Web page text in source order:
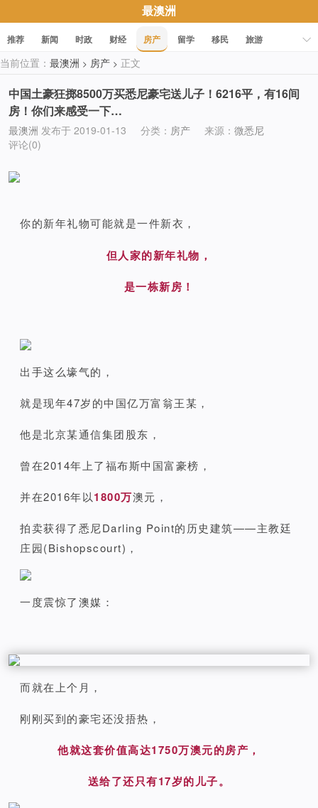
最澳洲
推荐 新闻 时政 财经 房产 留学 移民
旅游
科技
职场 美食 文化
当前位置： 最澳洲 > 房产 > 正文
中国土豪狂掷8500万买悉尼豪宅送儿子！6216平，有16间
房！你们来感受一下…
最澳洲 发布于 2019-01-13 分类： 房产 来源： 微悉尼
评论(0)
你的新年礼物可能就是一件新衣，
但人家的新年礼物，
是一栋新房！
出手这么壕气的，
就是现年47岁的中国亿万富翁王某，
他是北京某通信集团股东，
曾在2014年上了福布斯中国富豪榜，
并在2016年以1800万澳元，
拍卖获得了悉尼Darling Point的历史建筑——主教廷
庄园(Bishopscourt)，
一度震惊了澳媒：
而就在上个月，
刚刚买到的豪宅还没捂热，
他就这套价值高达1750万澳元的房产，
送给了还只有17岁的儿子。